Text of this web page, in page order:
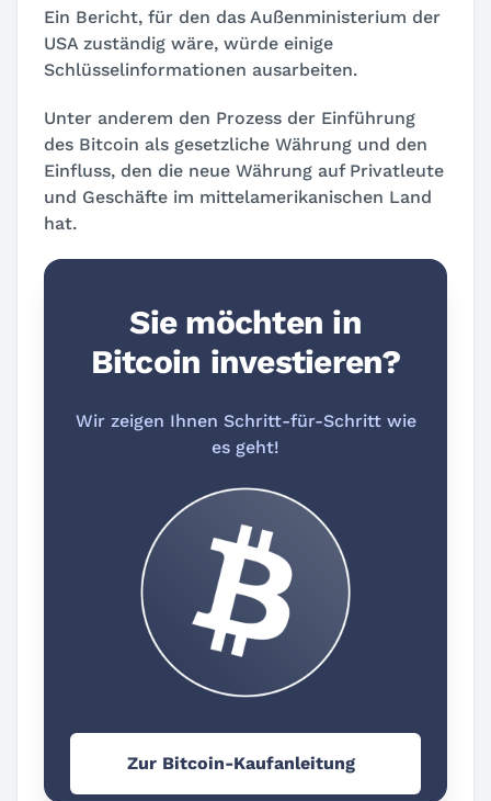
Ein Bericht, für den das Außenministerium der
USA zuständig wäre, würde einige
Schlüsselinformationen ausarbeiten.
Unter anderem den Prozess der Einführung
des Bitcoin als gesetzliche Währung und den
Einfluss, den die neue Währung auf Privatleute
und Geschäfte im mittelamerikanischen Land
hat.
Sie möchten in
Bitcoin investieren?
Wir zeigen Ihnen Schritt-für-Schritt wie
es geht!
Zur Bitcoin-Kaufanleitung